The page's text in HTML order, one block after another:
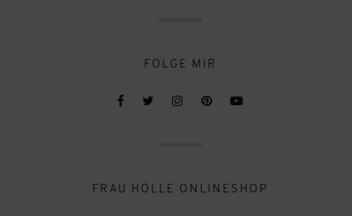
FOLGE MIR
FRAU HÖLLE ONLINESHOP